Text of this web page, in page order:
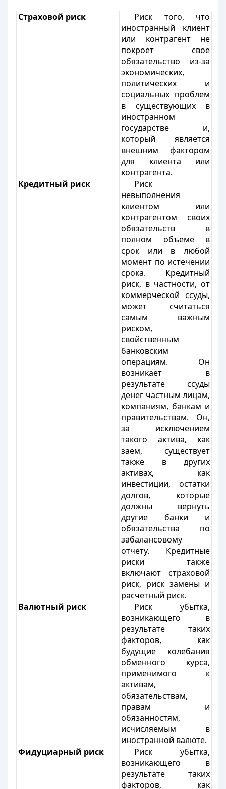
Страховой риск
Риск того, что
иностранный клиент
или контрагент не
покроет свое
обязательство из-за
экономических,
политических и
социальных проблем
в существующих в
иностранном
государстве и,
который является
внешним фактором
для клиента или
контрагента.
Кредитный риск
Риск
невыполнения
клиентом или
контрагентом своих
обязательств в
полном объеме в
срок или в любой
момент по истечении
срока. Кредитный
риск, в частности, от
коммерческой ссуды,
может считаться
самым важным
риском,
свойственным
банковским
операциям. Он
возникает в
результате ссуды
денег частным лицам,
компаниям, банкам и
правительствам. Он,
за исключением
такого актива, как
заем, существует
также в других
активах, как
инвестиции, остатки
долгов, которые
должны вернуть
другие банки и
обязательства по
забалансовому
отчету. Кредитные
риски также
включают страховой
риск, риск замены и
расчетный риск.
Валютный риск
Риск убытка,
возникающего в
результате таких
факторов, как
будущие колебания
обменного курса,
применимого к
активам,
обязательствам,
правам и
обязанностям,
исчисляемым в
иностранной валюте.
Фидуциарный риск
Риск убытка,
возникающего в
результате таких
факторов, как